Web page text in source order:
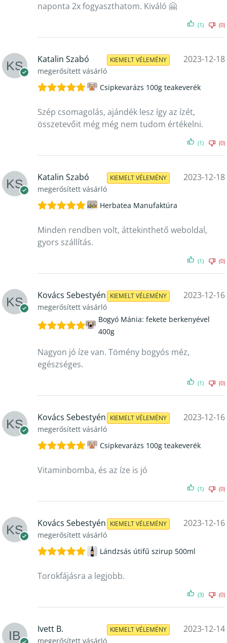
naponta 2x fogyaszthatom. Kiváló 🤗
(1) (0)
Katalin Szabó
megerősített vásárló
KIEMELT VÉLEMÉNY 2023-12-18
5/ 5
Csipkevarázs 100g teakeverék
Szép csomagolás, ajándék lesz így az ízét,
összetevőit még még nem tudom értékelni.
(1) (0)
Katalin Szabó
megerősített vásárló
KIEMELT VÉLEMÉNY 2023-12-18
5/ 5
Herbatea Manufaktúra
Minden rendben volt, áttekinthető weboldal,
gyors szállítás.
(1) (0)
Kovács Sebestyén
megerősített vásárló
KIEMELT VÉLEMÉNY 2023-12-16
5/ 5
Bogyó Mánia: fekete berkenyével
400g
Nagyon jó íze van. Tömény bogyós méz,
egészséges.
(1) (0)
Kovács Sebestyén
megerősített vásárló
KIEMELT VÉLEMÉNY 2023-12-16
5/ 5
Csipkevarázs 100g teakeverék
Vitaminbomba, és az íze is jó
(1) (0)
Kovács Sebestyén
megerősített vásárló
KIEMELT VÉLEMÉNY 2023-12-16
5/ 5
Lándzsás útifű szirup 500ml
Torokfájásra a legjobb.
(3) (0)
Ivett B.
megerősített vásárló
KIEMELT VÉLEMÉNY 2023-12-14